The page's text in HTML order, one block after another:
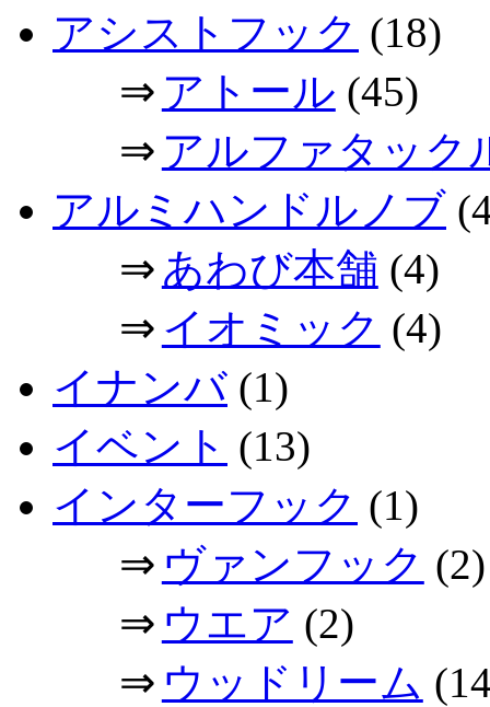
アシストフック (18)
⇒ アトール (45)
⇒ アルファタック
アルミハンドルノブ
⇒ あわび本舗 (4)
⇒ イオミック (4)
イナンバ (1)
イベント (13)
インターフック (1)
⇒ ヴァンフック (2)
⇒ ウエア (2)
⇒ ウッドリーム